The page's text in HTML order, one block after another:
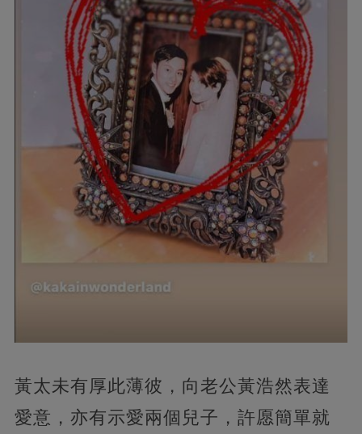
黃太未有厚此薄彼，向老公黃浩然表達
愛意，亦有示愛兩個兒子，許愿簡單就